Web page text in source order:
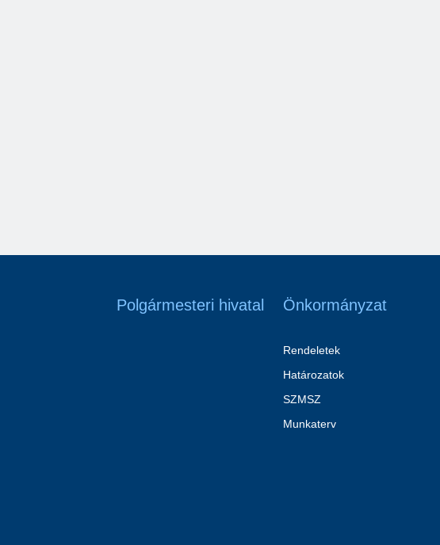
Polgármesteri hivatal Önkormányzat
Rendeletek
Határozatok
SZMSZ
Munkaterv